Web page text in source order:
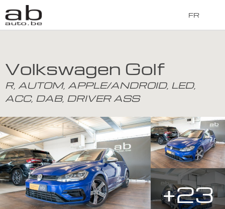
FR
Volkswagen Golf
R, AUTOM, APPLE/ANDROID, LED,
ACC, DAB, DRIVER ASS
+23